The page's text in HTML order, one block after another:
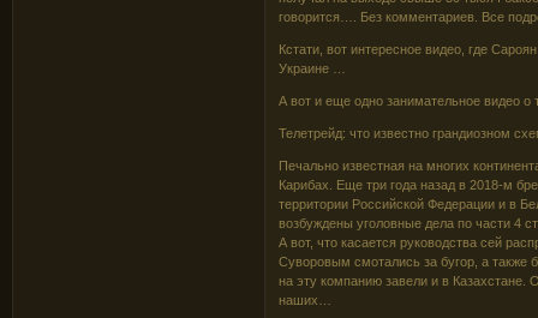
говорится…. Без комментариев. Все
Кстати, вот интересное видео, где
Украине …
А вот и еще одно занимательное видео
Телетрейд: что известно грандиозном
Печально известная на многих
Карибах. Еще три года назад в 2018-м
территории Российской Федерации и в
возбуждены уголовные дела по части 4
А вот, что касается руководства сей
Суворовым смотались за бугор, а
на эту компанию завели и в Казахстане.
наших…